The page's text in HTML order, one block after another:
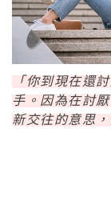
「你到現在還
手。因為在討
新交往的意思